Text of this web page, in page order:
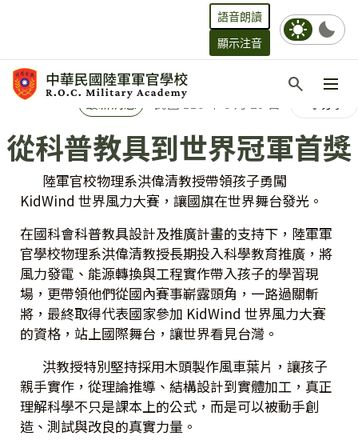
跳到主要內容
sunny bedtime
語音朗讀
顯示注音
::: search
最新消息 民國 115 年 5 月 29 日
從科普教具到世界冠軍首獎
陸軍官校物理系洪偉清教授帶領孩子勇闖
KidWind 世界風力大賽，讓國旗在世界舞台發光。
在國科會科普教具設計及推廣計畫的支持下，陸軍軍
官學校物理系洪偉清教授長期投入科學教育推廣，將
風力發電、能源轉換與工程實作帶入孩子的學習現
場，更帶領他們從國內賽事嶄露頭角，一路過關斬
將，最終取得代表國家參加 KidWind 世界風力大賽
的資格，站上國際舞台，讓世界看見台灣。
洪教授特別堅持採用木頭製作風車葉片，讓孩子
親手實作，從理論推導、結構設計到實體加工，真正
理解科學不只是課本上的公式，而是可以被動手創
造、測試與改良的真實力量。